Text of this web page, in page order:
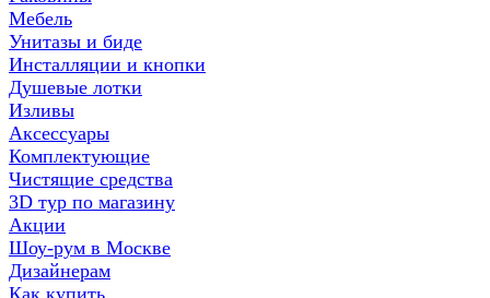
Мебель
Унитазы и биде
Инсталляции и кнопки
Душевые лотки
Изливы
Аксессуары
Комплектующие
Чистящие средства
3D тур по магазину
Акции
Шоу-рум в Москве
Дизайнерам
Как купить